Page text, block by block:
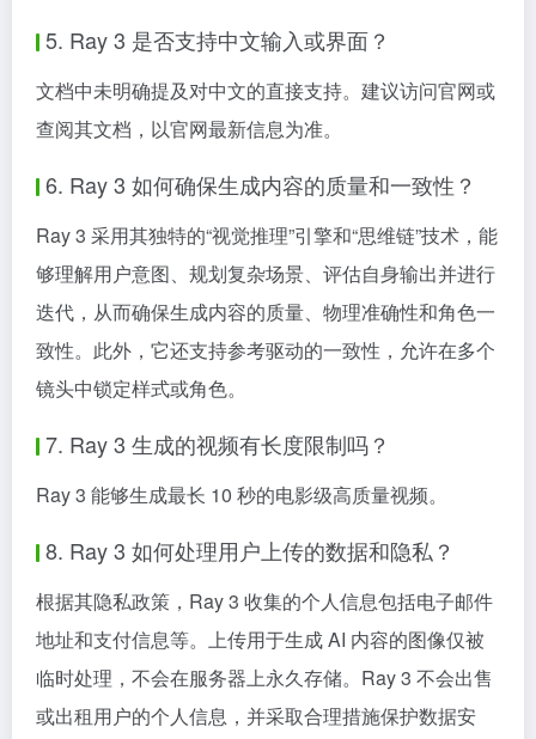
5. Ray 3 是否支持中文输入或界面？
文档中未明确提及对中文的直接支持。建议访问官网或
查阅其文档，以官网最新信息为准。
6. Ray 3 如何确保生成内容的质量和一致性？
Ray 3 采用其独特的“视觉推理”引擎和“思维链”技术，能
够理解用户意图、规划复杂场景、评估自身输出并进行
迭代，从而确保生成内容的质量、物理准确性和角色一
致性。此外，它还支持参考驱动的一致性，允许在多个
镜头中锁定样式或角色。
7. Ray 3 生成的视频有长度限制吗？
Ray 3 能够生成最长 10 秒的电影级高质量视频。
8. Ray 3 如何处理用户上传的数据和隐私？
根据其隐私政策，Ray 3 收集的个人信息包括电子邮件
地址和支付信息等。上传用于生成 AI 内容的图像仅被
临时处理，不会在服务器上永久存储。Ray 3 不会出售
或出租用户的个人信息，并采取合理措施保护数据安